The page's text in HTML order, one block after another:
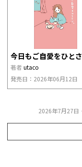
今日もご自愛をひとさ
著者 utaco
発売日：2026年06月12日
2026年7月27